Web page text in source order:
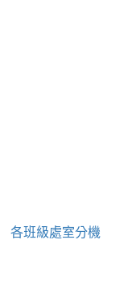
各班級處室分機